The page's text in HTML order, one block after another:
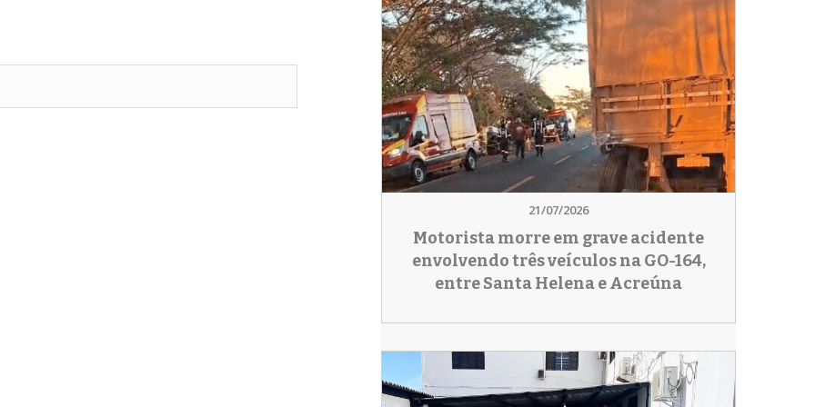
21/07/2026
Motorista morre em grave acidente
envolvendo três veículos na GO-164,
entre Santa Helena e Acreúna